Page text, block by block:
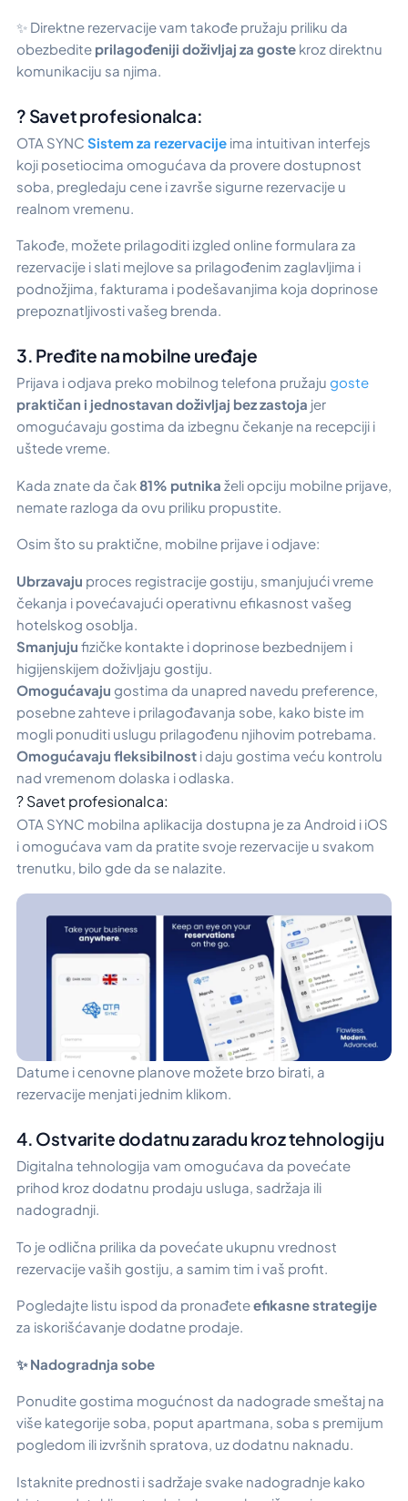
✨ Direktne rezervacije vam takođe pružaju priliku da
obezbedite prilagođeniji doživljaj za goste kroz direktnu
komunikaciju sa njima.
? Savet profesionalca:
OTA SYNC Sistem za rezervacije ima intuitivan interfejs
koji posetiocima omogućava da provere dostupnost
soba, pregledaju cene i završe sigurne rezervacije u
realnom vremenu.
Takođe, možete prilagoditi izgled online formulara za
rezervacije i slati mejlove sa prilagođenim zaglavljima i
podnožjima, fakturama i podešavanjima koja doprinose
prepoznatljivosti vašeg brenda.
3. Pređite na mobilne uređaje
Prijava i odjava preko mobilnog telefona pružaju goste
praktičan i jednostavan doživljaj bez zastoja jer
omogućavaju gostima da izbegnu čekanje na recepciji i
uštede vreme.
Kada znate da čak81% putnika želi opciju mobilne prijave,
nemate razloga da ovu priliku propustite.
Osim što su praktične, mobilne prijave i odjave:
Ubrzavaju proces registracije gostiju, smanjujući vreme
čekanja i povećavajući operativnu efikasnost vašeg
hotelskog osoblja.
Smanjuju fizičke kontakte i doprinose bezbednijem i
higijenskijem doživljaju gostiju.
Omogućavaju gostima da unapred navedu preference,
posebne zahteve i prilagođavanja sobe, kako biste im
mogli ponuditi uslugu prilagođenu njihovim potrebama.
Omogućavaju fleksibilnost i daju gostima veću kontrolu
nad vremenom dolaska i odlaska.
? Savet profesionalca:
OTA SYNC mobilna aplikacija dostupna je za Android i iOS
i omogućava vam da pratite svoje rezervacije u svakom
trenutku, bilo gde da se nalazite.
Datume i cenovne planove možete brzo birati, a
rezervacije menjati jednim klikom.
4. Ostvarite dodatnu zaradu kroz tehnologiju
Digitalna tehnologija vam omogućava da povećate
prihod kroz dodatnu prodaju usluga, sadržaja ili
nadogradnji.
To je odlična prilika da povećate ukupnu vrednost
rezervacije vaših gostiju, a samim tim i vaš profit.
Pogledajte listu ispod da pronađeteefikasne strategije
za iskorišćavanje dodatne prodaje.
✨ Nadogradnja sobe
Ponudite gostima mogućnost da nadograde smeštaj na
više kategorije soba, poput apartmana, soba s premijum
pogledom ili izvršnih spratova, uz dodatnu naknadu.
Istaknite prednosti i sadržaje svake nadogradnje kako